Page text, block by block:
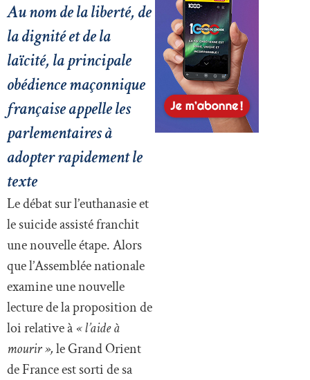
Au nom de la liberté, de
la dignité et de la
laïcité, la principale
obédience maçonnique
française appelle les
parlementaires à
adopter rapidement le
texte
Le débat sur l’euthanasie et
le suicide assisté franchit
une nouvelle étape. Alors
que l’Assemblée nationale
examine une nouvelle
lecture de la proposition de
loi relative à« l’aide à
mourir »,le Grand Orient
de France est sorti de sa